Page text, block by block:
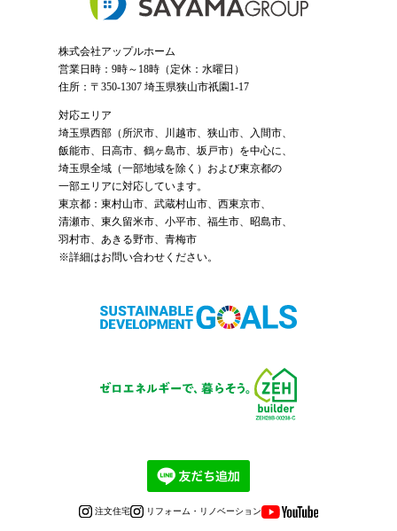
株式会社アップルホーム
営業日時：9時～18時（定休：水曜日）
住所：〒350-1307 埼玉県狭山市祇園1-17
対応エリア
埼玉県西部（ 所沢市、 川越市、狭山市、入間市、
飯能市、日高市、鶴ヶ島市、坂戸市）を中心に、
埼玉県全域（一部地域を除く）および東京都の
一部エリアに対応しています。
東京都：東村山市、武蔵村山市、西東京市、
清瀬市、東久留米市、小平市、福生市、昭島市、
羽村市、あきる野市、青梅市
※詳細はお問い合わせください。
注文住宅 リフォーム・リノベーション